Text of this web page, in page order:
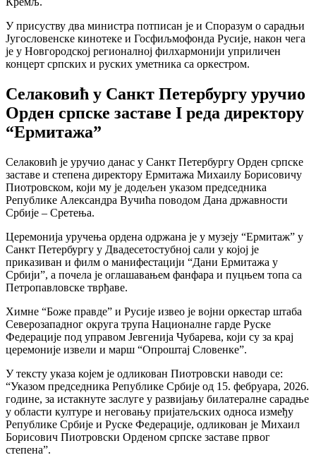
У присуству два министра потписан је и Споразум о сарадњи
Југословенске кинотеке и Госфиљмофонда Русије, након чега
је у Новгородској регионалној филхармонији уприличен
концерт српских и руских уметника са оркестром.
Селаковић у Санкт Петербургу уручио
Орден српске заставе I реда директору
“Ермитажа”
Селаковић је уручио данас у Санкт Петербургу Орден српске
заставе и степена директору Ермитажа Михаилу Борисовичу
Пиотровском, који му је додељен указом председника
Републике Александра Вучића поводом Дана државности
Србије – Сретења.
Церемонија уручења ордена одржана је у музеју “Ермитаж” у
Санкт Петербургу у Двадесетостубној сали у којој је
приказиван и филм о манифестацији “Дани Ермитажа у
Србији”, а почела је оглашавањем фанфара и пуцњем топа са
Петропавловске тврђаве.
Химне “Боже правде” и Русије извео је војни оркестар штаба
Северозападног округа трупа Националне гарде Руске
Федерације под управом Јевгенија Чубарева, који су за крај
церемоније извели и марш “Опроштај Словенке”.
У тексту указа којем је одликован Пиотровски наводи се:
“Указом председника Републике Србије од 15. фебруара, 2026.
године, за истакнуте заслуге у развијању билатералне сарадње
у области културе и неговању пријатељских односа између
Републике Србије и Руске Федерације, одликован је Михаил
Борисович Пиотровски Орденом српске заставе првог
степена”.